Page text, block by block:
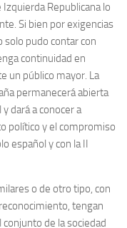
Republicana lo
Si bien por exigencias
solo pudo contar con
continuidad en
un público mayor. La
permanecerá abierta
dará a conocer a
político y el compromiso
español y con la II
o de otro tipo, con
tengan
de la sociedad